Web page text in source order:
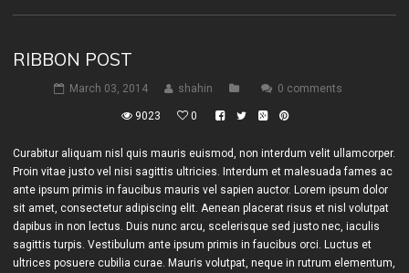
RIBBON POST
March 03, 2014 shahin 0 comments
9023 0
Curabitur aliquam nisl quis mauris euismod, non interdum velit ullamcorper.
Proin vitae justo vel nisi sagittis ultricies. Interdum et malesuada fames ac
ante ipsum primis in faucibus mauris vel sapien auctor. Lorem ipsum dolor
sit amet, consectetur adipiscing elit. Aenean placerat risus et nisl volutpat
dapibus in non lectus. Duis nunc arcu, scelerisque sed justo nec, iaculis
sagittis turpis. Vestibulum ante ipsum primis in faucibus orci. Luctus et
ultrices posuere cubilia curae. Mauris volutpat, neque in rutrum elementum,